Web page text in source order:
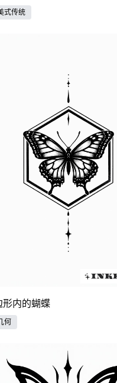
式传统
形内的蝴蝶
何